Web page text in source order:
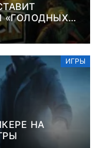
«ГОЛОДНЫХ
ИГРЫ
НА